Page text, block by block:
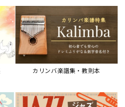
カリンバ楽譜集・教則本